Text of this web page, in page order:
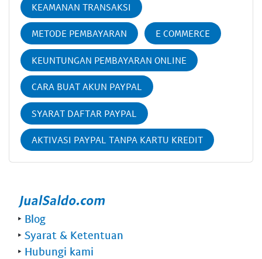
KEAMANAN TRANSAKSI
METODE PEMBAYARAN E COMMERCE
KEUNTUNGAN PEMBAYARAN ONLINE
CARA BUAT AKUN PAYPAL
SYARAT DAFTAR PAYPAL
AKTIVASI PAYPAL TANPA KARTU KREDIT
‣ Blog
‣ Syarat & Ketentuan
‣ Hubungi kami